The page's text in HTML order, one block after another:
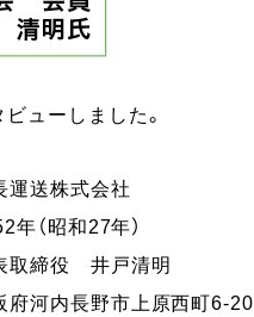
ューしました。
運送株式会社
年（昭和27年）
取締役 井戸清明
府河内長野市上原西町6-20